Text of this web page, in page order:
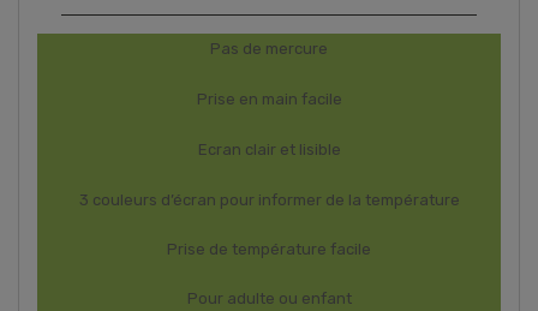
Pas de mercure
Prise en main facile
Ecran clair et lisible
3 couleurs d’écran pour informer de la température
Prise de température facile
Pour adulte ou enfant